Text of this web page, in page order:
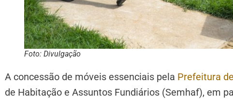
Foto: Divulgação
A concessão de móveis essenciais pela Prefeitura
de Habitação e Assuntos Fundiários (Semhaf), em